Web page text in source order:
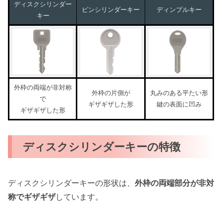
ディスクシリンダー
キー
ピンシリンダーキー ディンプルキー
外枠の両端が非対称
で
ギザギザした形
外枠の片側が
ギザギザした形
丸みのある平たい形
鍵の表面に凹み
ディスクシリンダーキーの特徴
ディスクシリンダーキーの形状は、 外枠の両端部分が非対
称でギザギザしています。